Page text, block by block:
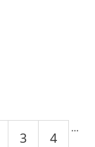
…
3 4